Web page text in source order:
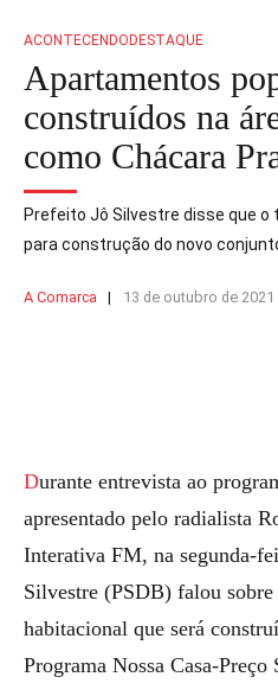
ACONTECENDO DESTAQUE
Apartamentos
construídos na
como Chácara
Prefeito Jô Silvestre disse que o
para construção do novo
A Comarca 13 de outubro de 2021
Durante entrevista ao programa Jornal do Meio Dia
apresentado pelo radialista
Interativa FM, na segunda-
Silvestre (PSDB) falou
habitacional que será
Programa Nossa Casa-